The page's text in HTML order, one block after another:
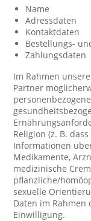
Name
Adressdaten
Kontaktdaten
Bestellungs-
Zahlungsdaten
Im Rahmen
Partner
Religion (z. B.
Informationen
Medikamente,
medizinische
pflanzliche/
sexuelle
Daten im
Einwilligung.